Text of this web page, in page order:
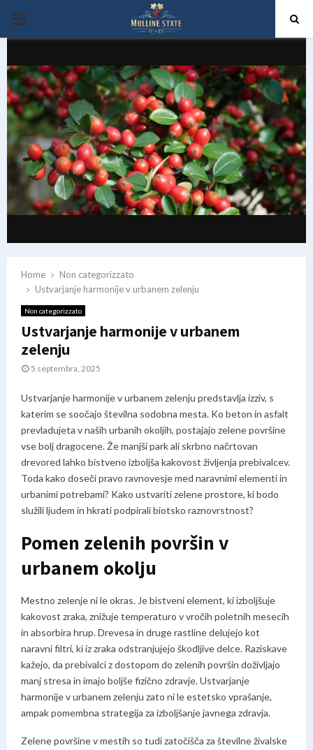
PRIMARY
Home
Non categorizzato
Ustvarjanje harmonije v urbanem zelenju
Non categorizzato
Ustvarjanje harmonije v urbanem
zelenju
5 septembra, 2025
Ustvarjanje harmonije v urbanem zelenju predstavlja izziv, s
katerim se soočajo številna sodobna mesta. Ko beton in asfalt
prevladujeta v naših urbanih okoljih, postajajo zelene površine
vse bolj dragocene. Že manjši park ali skrbno načrtovan
drevored lahko bistveno izboljša kakovost življenja prebivalcev.
Toda kako doseči pravo ravnovesje med naravnimi elementi in
urbanimi potrebami? Kako ustvariti zelene prostore, ki bodo
služili ljudem in hkrati podpirali biotsko raznovrstnost?
Pomen zelenih površin v
urbanem okolju
Mestno zelenje ni le okras. Je bistveni element, ki izboljšuje
kakovost zraka, znižuje temperaturo v vročih poletnih mesecih
in absorbira hrup. Drevesa in druge rastline delujejo kot
naravni filtri, ki iz zraka odstranjujejo škodljive delce. Raziskave
kažejo, da prebivalci z dostopom do zelenih površin doživljajo
manj stresa in imajo boljše fizično zdravje. Ustvarjanje
harmonije v urbanem zelenju zato ni le estetsko vprašanje,
ampak pomembna strategija za izboljšanje javnega zdravja.
Zelene površine v mestih so tudi zatočišča za številne živalske